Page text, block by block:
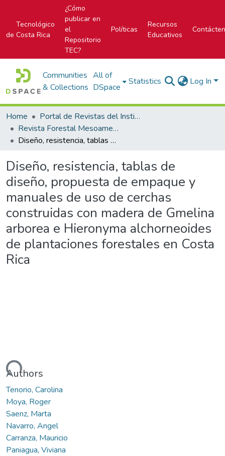
Tecnológico
de Costa Rica
¿Cómo
publicar en
el
Repositorio
TEC?
Políticas
Recursos
Educativos
Communities
& Collections
All of
DSpace
Statistics Log In
Home
Portal de Revistas del Instituto Tecnológico de Costa Rica
Revista Forestal Mesoamericana Kurú
Diseño, resistencia, tablas de diseño, propuesta de empaque y manuales de uso de cerchas construidas con madera de Gmelina arborea e Hieronyma alchorneoides de plantaciones forestales en Costa Rica
Diseño, resistencia, tablas de
diseño, propuesta de empaque y
manuales de uso de cerchas
construidas con madera de Gmelina
arborea e Hieronyma alchorneoides
de plantaciones forestales en Costa
Rica
Authors
Tenorio, Carolina
Moya, Roger
Saenz, Marta
Navarro, Angel
Carranza, Mauricio
Paniagua, Viviana